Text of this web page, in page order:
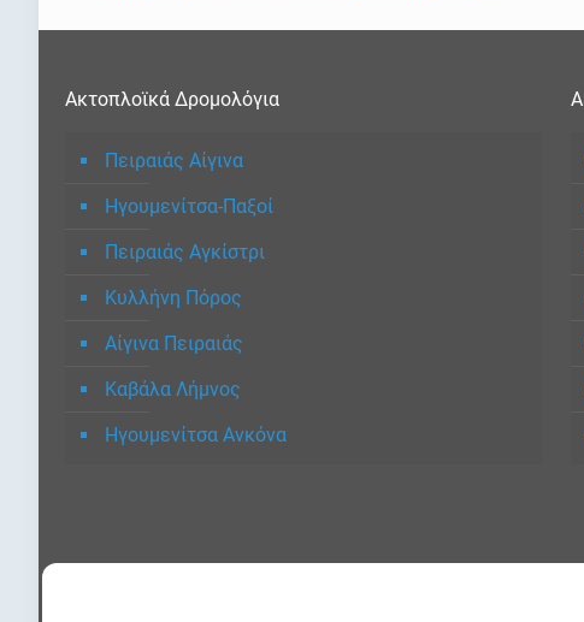
Ακτοπλοϊκά Δρομολόγια
Πειραιάς Αίγινα
Ηγουμενίτσα-Παξοί
Πειραιάς Αγκίστρι
Κυλλήνη Πόρος
Αίγινα Πειραιάς
Καβάλα Λήμνος
Ηγουμενίτσα Ανκόνα